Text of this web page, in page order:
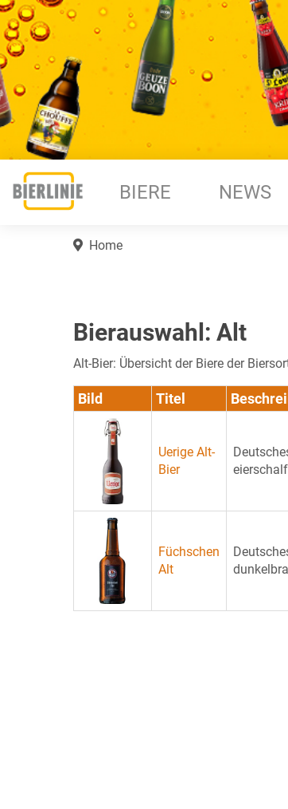
BIERE NEWS
Home
Bierauswahl: Alt
Alt-Bier: Übersicht der Biere der
Bild Titel
Uerige Alt-
Bier
Füchschen
Alt